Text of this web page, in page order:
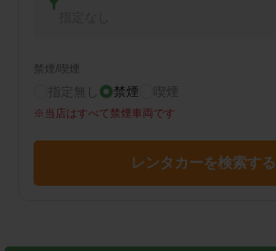
禁煙/喫煙
指定無し 禁煙 喫煙
※ 当店はすべて禁煙車両です
レンタカーを検索する